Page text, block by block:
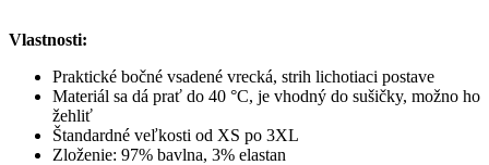
Vlastnosti:
Praktické bočné vsadené vrecká, strih lichotiaci postave
Materiál sa dá prať do 40 °C, je vhodný do sušičky, možno ho
žehliť
Štandardné veľkosti od XS po 3XL
Zloženie: 97% bavlna, 3% elastan